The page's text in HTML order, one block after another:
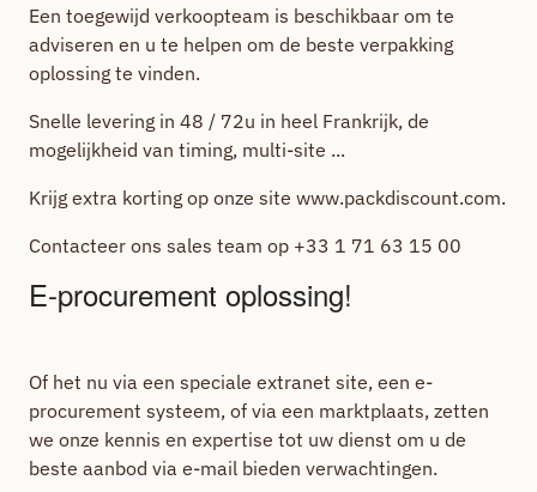
Een toegewijd verkoopteam is beschikbaar om te
adviseren en u te helpen om de beste verpakking
oplossing te vinden.
Snelle levering in 48 / 72u in heel Frankrijk, de
mogelijkheid van timing, multi-site ...
Krijg extra korting op onze site www.packdiscount.com.
Contacteer ons sales team op +33 1 71 63 15 00
E-procurement oplossing!
Of het nu via een speciale extranet site, een e-
procurement systeem, of via een marktplaats, zetten
we onze kennis en expertise tot uw dienst om u de
beste aanbod via e-mail bieden verwachtingen.